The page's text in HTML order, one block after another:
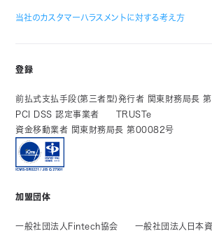
当社のカスタマーハラスメントに対する考え方
登録
前払式支払手段(第三者型)発行者 関東財務局長
PCI DSS 認定事業者
TRUSTe
資金移動業者 関東財務局長 第00082号
加盟団体
一般社団法人Fintech協会 一般社団法人日本